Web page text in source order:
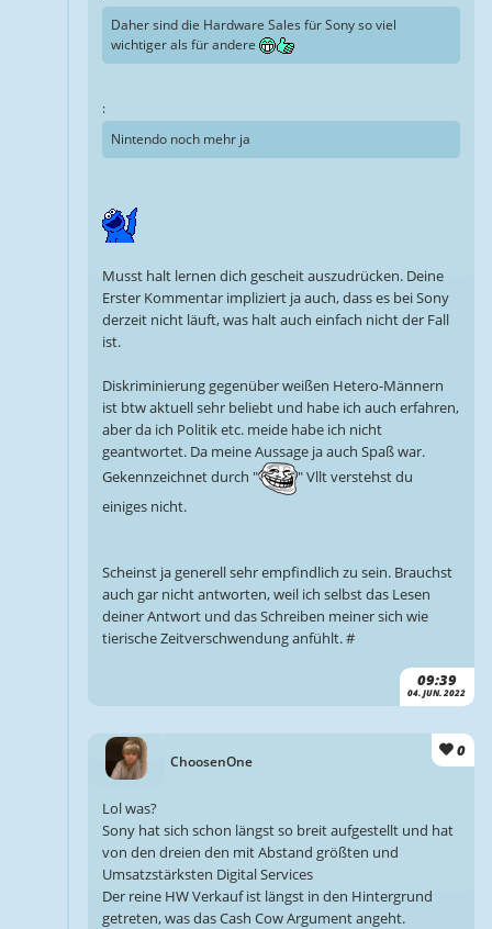
09:39
04. JUN. 2022
Daher sind die Hardware Sales für Sony so viel
wichtiger als für andere
:
Nintendo noch mehr ja
Musst halt lernen dich gescheit auszudrücken. Deine
Erster Kommentar impliziert ja auch, dass es bei Sony
derzeit nicht läuft, was halt auch einfach nicht der Fall
ist.
Diskriminierung gegenüber weißen Hetero-Männern
ist btw aktuell sehr beliebt und habe ich auch erfahren,
aber da ich Politik etc. meide habe ich nicht
geantwortet. Da meine Aussage ja auch Spaß war.
Gekennzeichnet durch "
" Vllt verstehst du
einiges nicht.
Scheinst ja generell sehr empfindlich zu sein. Brauchst
auch gar nicht antworten, weil ich selbst das Lesen
deiner Antwort und das Schreiben meiner sich wie
tierische Zeitverschwendung anfühlt. #
ChoosenOne
0
Lol was?
Sony hat sich schon längst so breit aufgestellt und hat
von den dreien den mit Abstand größten und
Umsatzstärksten Digital Services
Der reine HW Verkauf ist längst in den Hintergrund
getreten, was das Cash Cow Argument angeht.